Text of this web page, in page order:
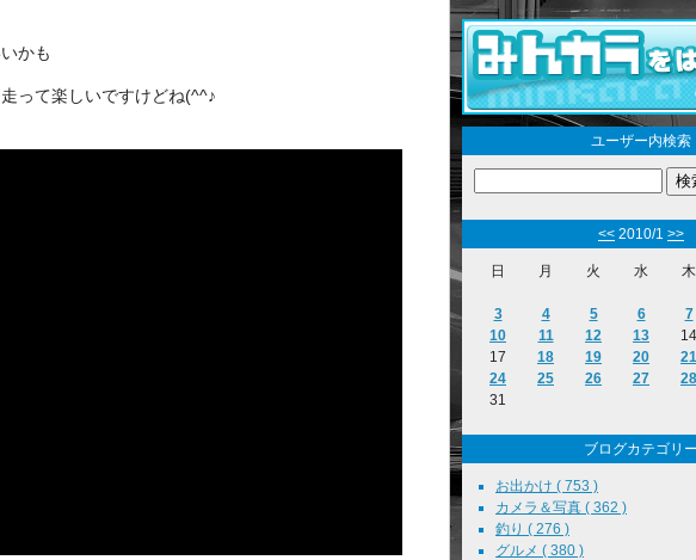
かも
って楽しいですけどね(^^♪
ユーザー内検索
<< 2010/1 >>
日 月 火 水 木
3
4 5 6 7
10
11 12 13 14
17
18 19 20 21
24
25 26 27 28
31
ブログカテゴリー
お出かけ ( 753 )
カメラ＆写真 ( 362 )
釣り ( 276 )
グルメ ( 380 )